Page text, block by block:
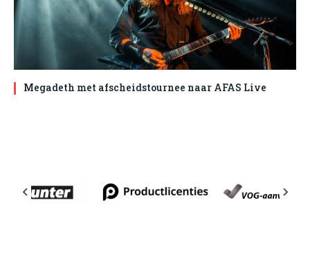
Megadeth met afscheidstournee naar AFAS Live